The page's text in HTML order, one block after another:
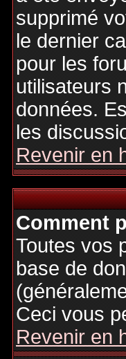
supprimé
le dernier
pour les
utilisateurs
données.
les
Revenir en
Comment
Toutes vos
base de
Ceci vous
Revenir en